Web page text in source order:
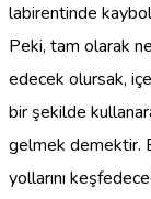
labirentinde
Peki, tam olarak
edecek olursak,
bir şekilde
gelmek demektir.
yollarını